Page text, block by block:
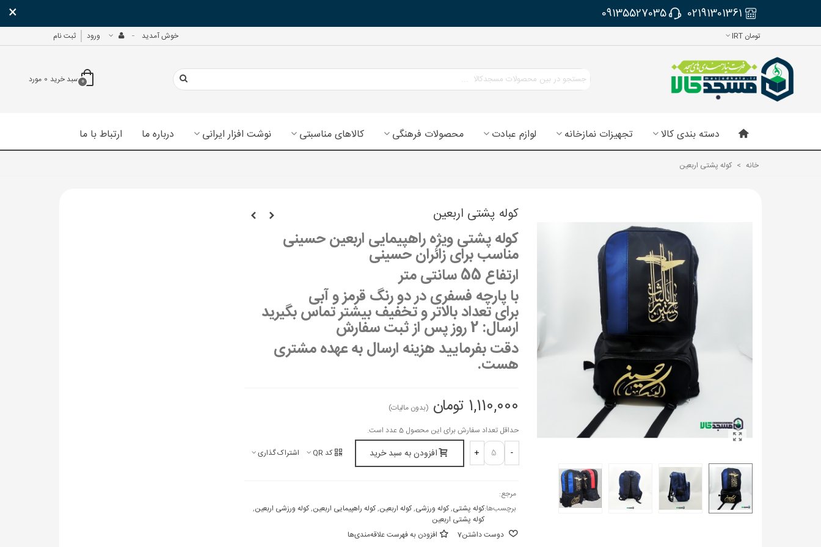
02191301361
09135527035
×
تومان IRT خوش آمدید ورود ثبت نام
0سبد خرید 0 مورد
دسته بندی کالا تجهیزات نمازخانه لوازم عبادت محصولات فرهنگی کالاهای مناسبتی نوشت افزار ایرانی درباره ما ارتباط با ما
خانه > کوله پشتی اربعین
کوله پشتی اربعین
کوله پشتی ویژه راهپیمایی اربعین حسینی
مناسب برای زائران حسینی
ارتفاع 55 سانتی متر
با پارچه فسفری در دو رنگ قرمز و آبی
برای تعداد بالاتر و تخفیف بیشتر تماس بگیرید
ارسال: 2 روز پس از ثبت سفارش
دقت بفرمایید هزینه ارسال به عهده مشتری
هست.
1,110,000 تومان
(بدون مالیات)
حداقل تعداد سفارش برای این محصول 5 عدد است.
-
+ افزودن به سبد خرید کد QR اشتراک گذاری
مرجع:
برچسب‌ها:کوله پشتی,کوله ورزشی,کوله اربعین,کوله راهپیمایی اربعین,کوله ورزشی اربعین,
کوله پشتی اربعین
دوست داشتن7 افزودن به فهرست علاقه‌مندی‌ها